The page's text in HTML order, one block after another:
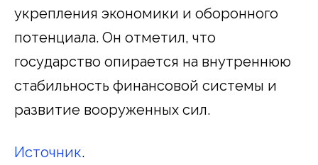
укрепления экономики и оборонного
потенциала. Он отметил, что
государство опирается на внутреннюю
стабильность финансовой системы и
развитие вооруженных сил.
Источник.